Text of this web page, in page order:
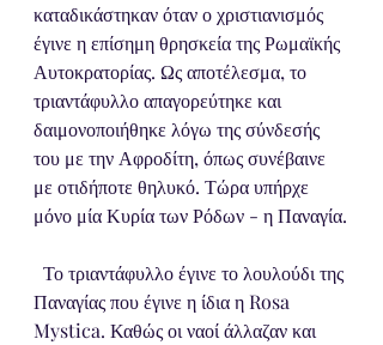
καταδικάστηκαν όταν ο χριστιανισμός
έγινε η επίσημη θρησκεία της Ρωμαϊκής
Αυτοκρατορίας. Ως αποτέλεσμα, το
τριαντάφυλλο απαγορεύτηκε και
δαιμονοποιήθηκε λόγω της σύνδεσής
του με την Αφροδίτη, όπως συνέβαινε
με οτιδήποτε θηλυκό. Τώρα υπήρχε
μόνο μία Κυρία των Ρόδων - η Παναγία.
Παναγίας που έγινε η ίδια η Rosa
Mystica. Καθώς οι ναοί άλλαζαν και